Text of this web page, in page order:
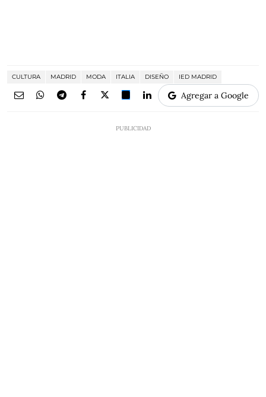
CULTURA MADRID MODA ITALIA DISEÑO IED MADRID
Agregar a Google